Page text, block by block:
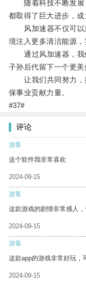
随着科技不断发展
都取得了巨大进步，成
风加速器不仅可以
境注入更多清洁能源，
通过风加速器，我
子孙后代留下一个更美
让我们共同努力，
保事业贡献力量。
#37#
评论
游客
这个软件我非常喜欢
2024-09-15
游客
这款游戏的剧情非常感人，
2024-09-15
游客
这款app的游戏非常好玩，
2024-09-15